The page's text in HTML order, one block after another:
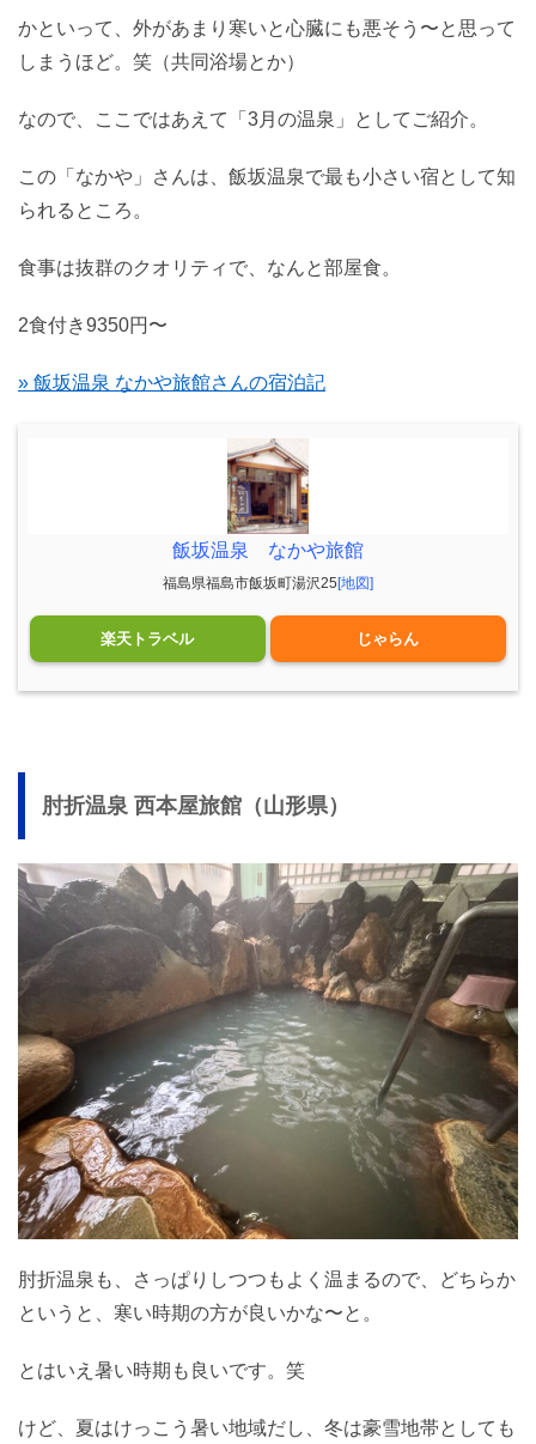
かといって、外があまり寒いと心臓にも悪そう〜と思って
しまうほど。笑（共同浴場とか）
なので、ここではあえて「3月の温泉」としてご紹介。
この「なかや」さんは、飯坂温泉で最も小さい宿として知
られるところ。
食事は抜群のクオリティで、なんと部屋食。
2食付き9350円〜
» 飯坂温泉 なかや旅館さんの宿泊記
飯坂温泉 なかや旅館
福島県福島市飯坂町湯沢25 [地図]
楽天トラベル じゃらん
肘折温泉 西本屋旅館（山形県）
肘折温泉も、さっぱりしつつもよく温まるので、どちらか
というと、寒い時期の方が良いかな〜と。
とはいえ暑い時期も良いです。笑
けど、夏はけっこう暑い地域だし、冬は豪雪地帯としても